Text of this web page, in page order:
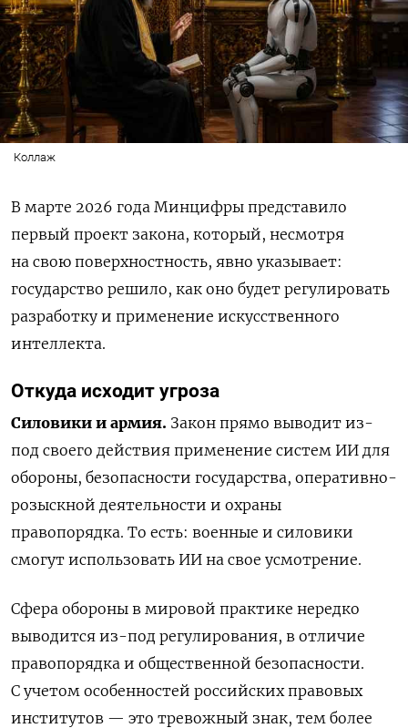
Коллаж
В марте 2026 года Минцифры представило
первый проект закона, который, несмотря
на свою поверхностность, явно указывает:
государство решило, как оно будет регулировать
разработку и применение искусственного
интеллекта.
Откуда исходит угроза
Силовики и армия. Закон прямо выводит из-
под своего действия применение систем ИИ для
обороны, безопасности государства, оперативно-
розыскной деятельности и охраны
правопорядка. То есть: военные и силовики
смогут использовать ИИ на свое усмотрение.
Сфера обороны в мировой практике нередко
выводится из-под регулирования, в отличие
правопорядка и общественной безопасности.
С учетом особенностей российских правовых
институтов — это тревожный знак, тем более